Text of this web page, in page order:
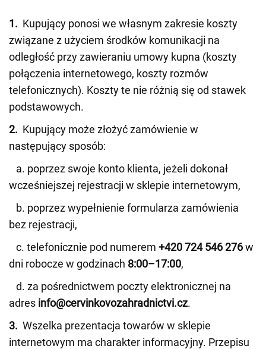
1. Kupujący ponosi we własnym zakresie koszty
związane z użyciem środków komunikacji na
odległość przy zawieraniu umowy kupna (koszty
połączenia internetowego, koszty rozmów
telefonicznych). Koszty te nie różnią się od stawek
podstawowych.
2. Kupujący może złożyć zamówienie w
następujący sposób:
a. poprzez swoje konto klienta, jeżeli dokonał
wcześniejszej rejestracji w sklepie internetowym,
b. poprzez wypełnienie formularza zamówienia
bez rejestracji,
c. telefonicznie pod numerem +420 724 546 276w
dni robocze w godzinach 8:00–17:00,
d. za pośrednictwem poczty elektronicznej na
adres info@cervinkovozahradnictvi.cz.
3. Wszelka prezentacja towarów w sklepie
internetowym ma charakter informacyjny. Przepisu